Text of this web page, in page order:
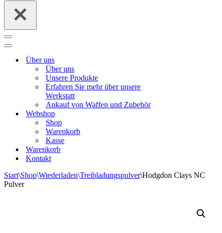
Navigationsmenü
Navigationsmenü
Über uns
Über uns
Unsere Produkte
Erfahren Sie mehr über unsere
Werkstatt
Ankauf von Waffen und Zubehör
Webshop
Shop
Warenkorb
Kasse
Warenkorb
Kontakt
Start\Shop\Wiederladen\Treibladungspulver\Hodgdon Clays NC
Pulver